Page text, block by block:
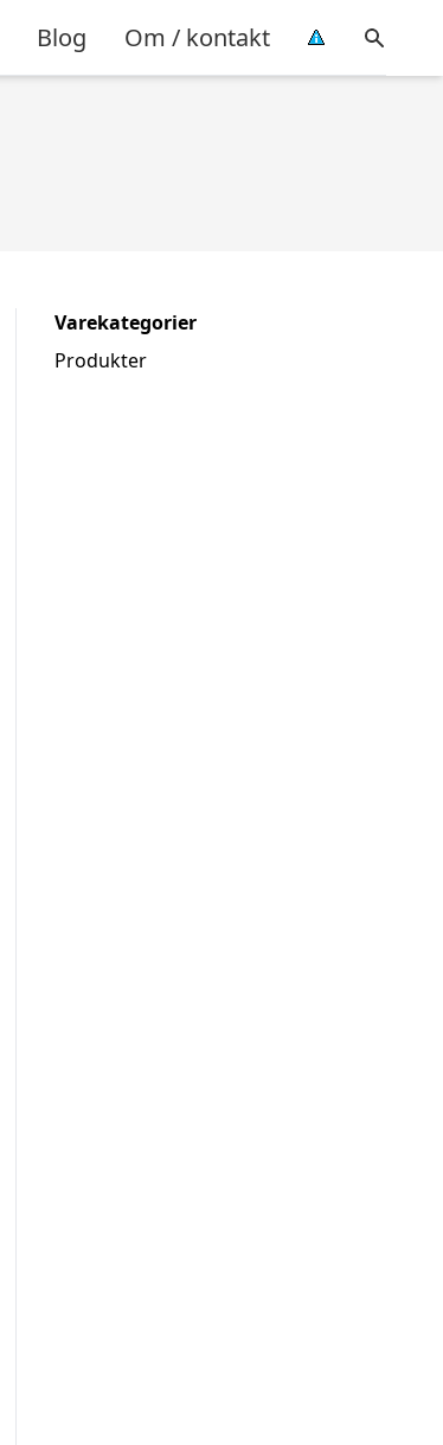
Blog Om / kontakt
Varekategorier
Produkter